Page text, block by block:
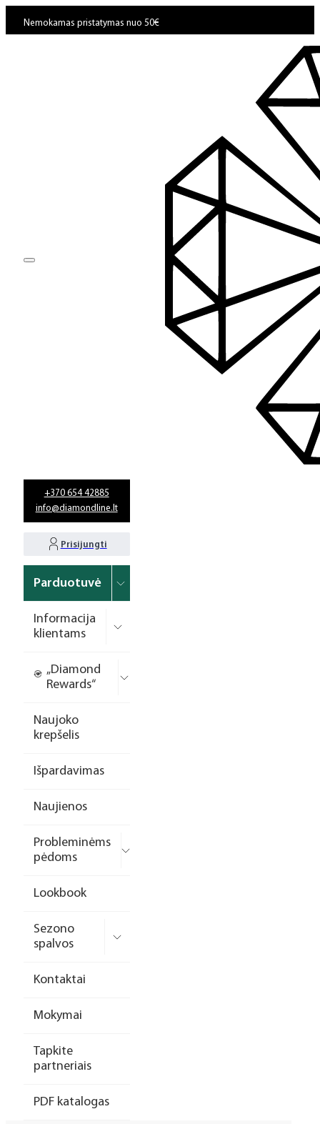
Nemokamas pristatymas nuo 50€
+370 654 42885
info@diamondline.lt
Prisijungti
Parduotuvė
Informacija
klientams
„Diamond
Rewards“
Naujoko
krepšelis
Išpardavimas
Naujienos
Probleminėms
pėdoms
Lookbook
Sezono
spalvos
Kontaktai
Mokymai
Tapkite
partneriais
PDF katalogas